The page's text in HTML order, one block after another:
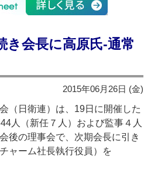
き会長に高原氏‐通常
2015年06月26日 (金)
（日衛連）は、19日に開催した
人（新任７人）および監事４人
後の理事会で、次期会長に引き
ャーム社長執行役員）を